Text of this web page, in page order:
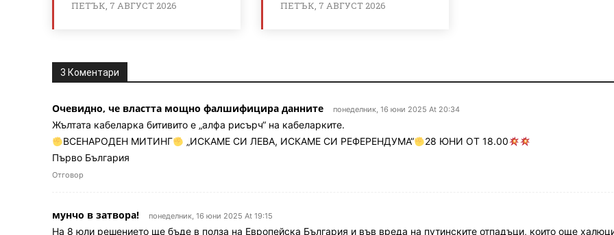
ПЕТЪК, 7 АВГУСТ 2026 ПЕТЪК, 7 АВГУСТ 2026
3 Коментари
Очевидно, че властта мощно фалшифицира данните понеделник, 16 юни 2025 At 20:34
Жълтата кабеларка битивито е „алфа рисърч“ на кабеларките.
ВСЕНАРОДЕН МИТИНГ
„ИСКАМЕ СИ ЛЕВА, ИСКАМЕ СИ РЕФЕРЕНДУМА“
28 ЮНИ ОТ 18.00
Първо България
Отговор
мунчо в затвора! понеделник, 16 юни 2025 At 19:15
На 8 юли решението ще бъде в полза на Европейска България и във вреда на путинските отпадъци, които още